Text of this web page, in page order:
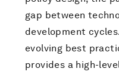
gap between
development
evolving best
provides a high-